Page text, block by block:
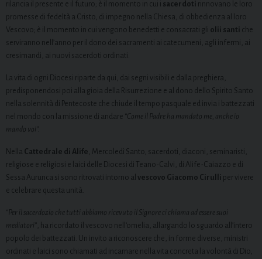
rilancia il presente e il futuro; è il momento in cui i sacerdoti rinnovano le loro
promesse di fedeltà a Cristo, di impegno nella Chiesa, di obbedienza al loro
Vescovo; è il momento in cui vengono benedetti e consacrati gli olii santi che
serviranno nell’anno per il dono dei sacramenti ai catecumeni, agli infermi, ai
cresimandi, ai nuovi sacerdoti ordinati.
La vita di ogni Diocesi riparte da qui, dai segni visibili e dalla preghiera,
predisponendosi poi alla gioia della Risurrezione e al dono dello Spirito Santo
nella solennità di Pentecoste che chiude il tempo pasquale ed invia i battezzati
nel mondo con la missione di andare “Come il Padre ha mandato me, anche io
mando voi”.
Nella Cattedrale di Alife , Mercoledì Santo, sacerdoti, diaconi, seminaristi,
religiose e religiosi e laici delle Diocesi di Teano-Calvi, di Alife-Caiazzo e di
Sessa Aurunca si sono ritrovati intorno al vescovo Giacomo Cirulli per vivere
e celebrare questa unità.
“Per il sacerdozio che tutti abbiamo ricevuto il Signore ci chiama ad essere suoi
mediatori” , ha ricordato il vescovo nell’omelia, allargando lo sguardo all’intero
popolo dei battezzati. Un invito a riconoscere che, in forme diverse, ministri
ordinati e laici sono chiamati ad incarnare nella vita concreta la volontà di Dio,